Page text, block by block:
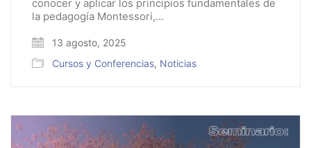
conocer y aplicar los principios fundamentales de
la pedagogía Montessori,…
13 agosto, 2025
Cursos y Conferencias, Noticias